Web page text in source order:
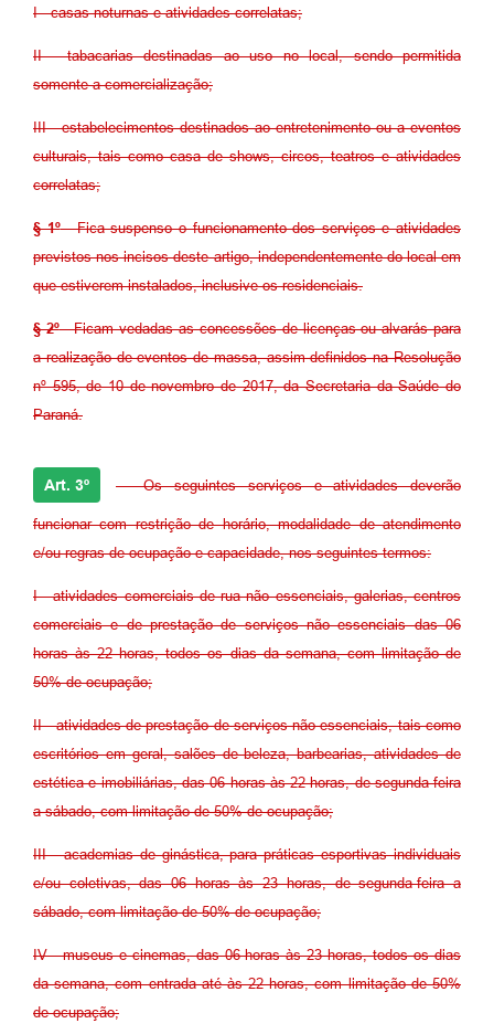
I - casas noturnas e atividades correlatas;
II - tabacarias destinadas ao uso no local, sendo permitida
somente a comercialização;
III - estabelecimentos destinados ao entretenimento ou a eventos
culturais, tais como casa de shows, circos, teatros e atividades
correlatas;
§ 1º- Fica suspenso o funcionamento dos serviços e atividades
previstos nos incisos deste artigo, independentemente do local em
que estiverem instalados, inclusive os residenciais.
§ 2º- Ficam vedadas as concessões de licenças ou alvarás para
a realização de eventos de massa, assim definidos na Resolução
nº 595, de 10 de novembro de 2017, da Secretaria da Saúde do
Paraná.
Art. 3º - Os seguintes serviços e atividades deverão
funcionar com restrição de horário, modalidade de atendimento
e/ou regras de ocupação e capacidade, nos seguintes termos:
I - atividades comerciais de rua não essenciais, galerias, centros
comerciais e de prestação de serviços não essenciais das 06
horas às 22 horas, todos os dias da semana, com limitação de
50% de ocupação;
II - atividades de prestação de serviços não essenciais, tais como
escritórios em geral, salões de beleza, barbearias, atividades de
estética e imobiliárias, das 06 horas às 22 horas, de segunda-feira
a sábado, com limitação de 50% de ocupação;
III - academias de ginástica, para práticas esportivas individuais
e/ou coletivas, das 06 horas às 23 horas, de segunda-feira a
sábado, com limitação de 50% de ocupação;
IV - museus e cinemas, das 06 horas às 23 horas, todos os dias
da semana, com entrada até às 22 horas, com limitação de 50%
de ocupação;